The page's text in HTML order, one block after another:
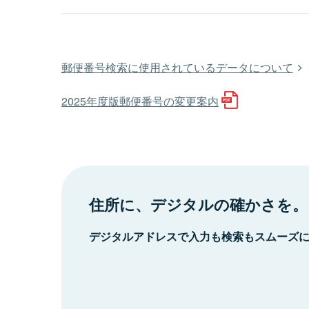
郵便番号検索に使用されているデータについて
2025年度版郵便番号の変更案内
住所に、デジタルの確かさを。
デジタルアドレスで入力も検索もスムーズ